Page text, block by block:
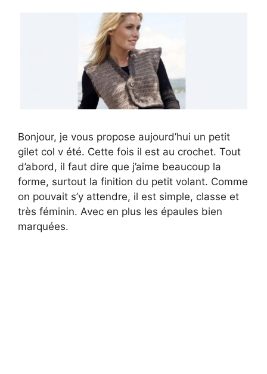
Bonjour, je vous propose aujourd’hui un petit
gilet col v été. Cette fois il est au crochet. Tout
d’abord, il faut dire que j’aime beaucoup la
forme, surtout la finition du petit volant. Comme
on pouvait s’y attendre, il est simple, classe et
très féminin. Avec en plus les épaules bien
marquées.